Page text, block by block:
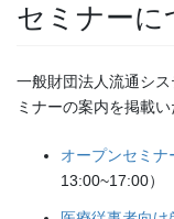
セミナーに
一般財団法人流通シ
ミナーの案内を掲載
オープンセミナ
13:00~17:00）